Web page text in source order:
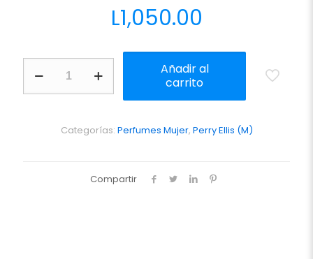
L1,050.00
Purple
by
Añadir al
carrito
Categorías: Perfumes Mujer, Perry Ellis (M)
Compartir